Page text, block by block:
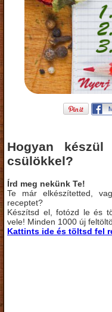
Hogyan
csülökkel?
Írd meg nekünk Te!
Te már elkészítetted,
receptet?
Készítsd el, fotózd le és
vele! Minden 1000 új
Kattints ide és töltsd fel